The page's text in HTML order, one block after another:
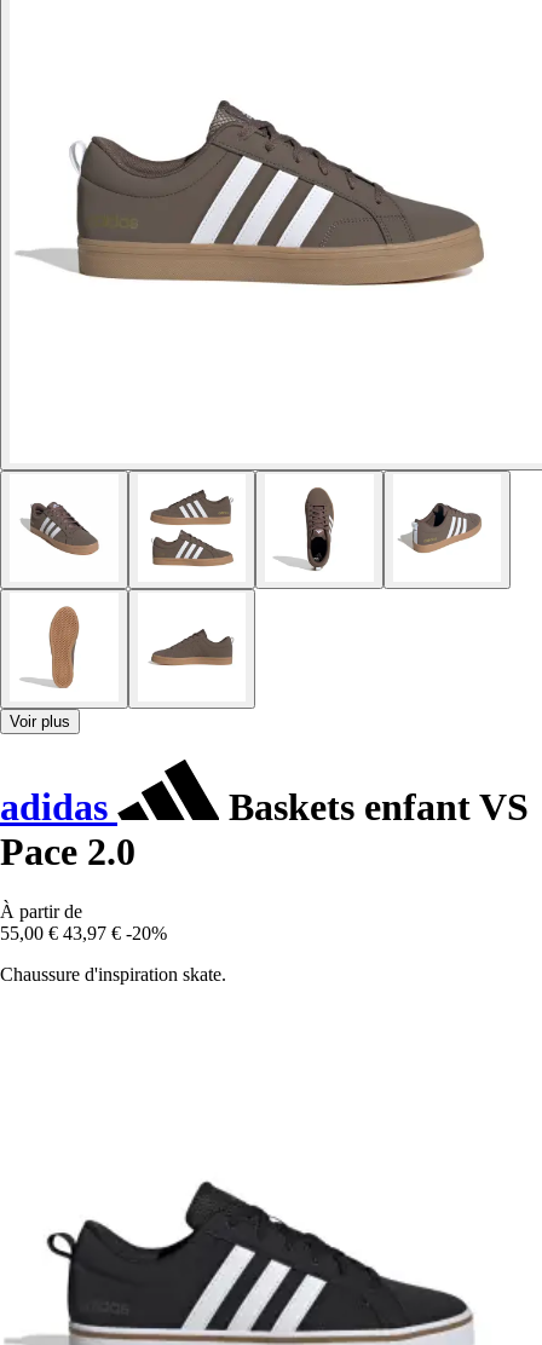
Voir plus
adidas
Baskets enfant VS
Pace 2.0
À partir de
55,00 € 43,97 € -20%
Chaussure d'inspiration skate.